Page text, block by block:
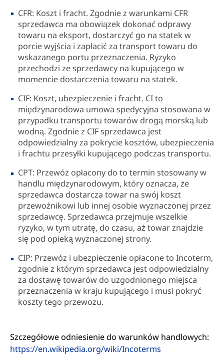
CFR: Koszt i fracht. Zgodnie z warunkami CFR
sprzedawca ma obowiązek dokonać odprawy
towaru na eksport, dostarczyć go na statek w
porcie wyjścia i zapłacić za transport towaru do
wskazanego portu przeznaczenia. Ryzyko
przechodzi ze sprzedawcy na kupującego w
momencie dostarczenia towaru na statek.
CIF: Koszt, ubezpieczenie i fracht. CI to
międzynarodowa umowa spedycyjna stosowana w
przypadku transportu towarów drogą morską lub
wodną. Zgodnie z CIF sprzedawca jest
odpowiedzialny za pokrycie kosztów, ubezpieczenia
i frachtu przesyłki kupującego podczas transportu.
CPT: Przewóz opłacony do to termin stosowany w
handlu międzynarodowym, który oznacza, że
sprzedawca dostarcza towar na swój koszt
przewoźnikowi lub innej osobie wyznaczonej przez
sprzedawcę. Sprzedawca przejmuje wszelkie
ryzyko, w tym utratę, do czasu, aż towar znajdzie
się pod opieką wyznaczonej strony.
CIP: Przewóz i ubezpieczenie opłacone to Incoterm,
zgodnie z którym sprzedawca jest odpowiedzialny
za dostawę towarów do uzgodnionego miejsca
przeznaczenia w kraju kupującego i musi pokryć
koszty tego przewozu.
Szczegółowe odniesienie do warunków handlowych:
https://en.wikipedia.org/wiki/Incoterms